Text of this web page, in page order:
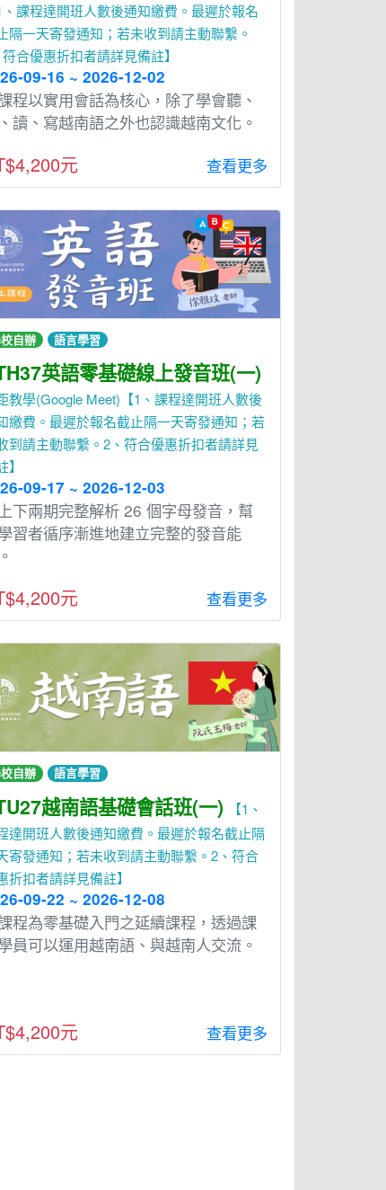
1、課程達開班人數後通知繳費。最遲於報名
隔一天寄發通知；若未收到請主動聯繫。
合優惠折扣者請詳見備註】
09-16 ~ 2026-12-02
程以實⽤會話為核⼼，除了學會聽、
讀、寫越南語之外也認識越南文化。
元 查看更多
自辦 語言學習
英語零基礎線上發音班(一)
教學(Google Meet)【1、課程達開班人數後
繳費。最遲於報名截止隔一天寄發通知；若
到請主動聯繫。2、符合優惠折扣者請詳見
09-17 ~ 2026-12-03
下兩期完整解析 26 個字⺟發⾳，幫
習者循序漸進地建立完整的發⾳能
元 查看更多
自辦 語言學習
越南語基礎會話班(一)
【1、
達開班人數後通知繳費。最遲於報名截止隔
寄發通知；若未收到請主動聯繫。2、符合
折扣者請詳見備註】
09-22 ~ 2026-12-08
程為零基礎入⾨之延續課程，透過課
員可以運⽤越南語、與越南⼈交流。
元 查看更多